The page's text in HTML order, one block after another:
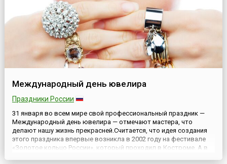
Международный день ювелира
Праздники России
31 января во всем мире свой профессиональный праздник —
Международный день ювелира — отмечают мастера, что
делают нашу жизнь прекрасней.Считается, что идея создания
этого праздника впервые возникла в 2002 году на фестивале
«Золотое кольцо России», который проходил в Костроме. А в